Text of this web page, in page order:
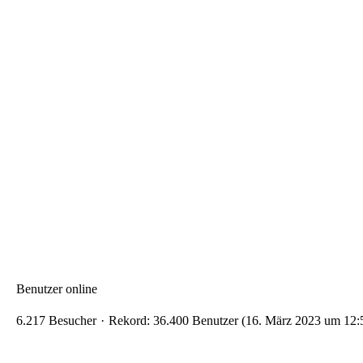
Benutzer online
6.217 Besucher Rekord: 36.400 Benutzer (16. März 2023 um